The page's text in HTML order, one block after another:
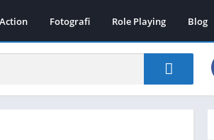
Action Fotografi Role Playing Blog